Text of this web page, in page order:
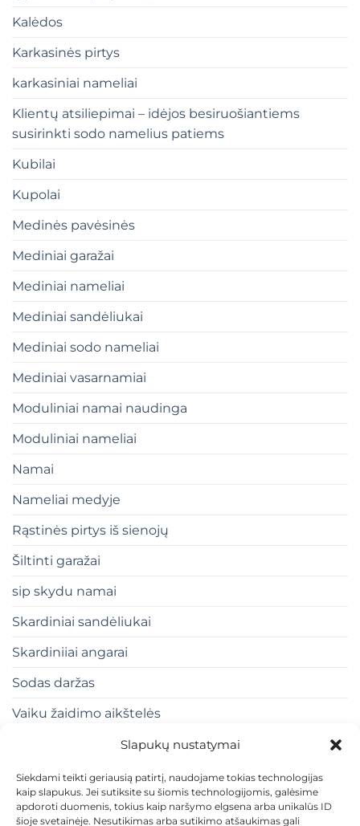
Slapukų nustatymai
Siekdami teikti geriausią patirtį, naudojame tokias technologijas
kaip slapukus. Jei sutiksite su šiomis technologijomis, galėsime
apdoroti duomenis, tokius kaip naršymo elgsena arba unikalūs ID
šioje svetainėje. Nesutikimas arba sutikimo atšaukimas gali
Kalėdos
Karkasinės pirtys
karkasiniai nameliai
Klientų atsiliepimai – idėjos besiruošiantiems
susirinkti sodo namelius patiems
Kubilai
Kupolai
Medinės pavėsinės
Mediniai garažai
Mediniai nameliai
Mediniai sandėliukai
Mediniai sodo nameliai
Mediniai vasarnamiai
Moduliniai namai naudinga
Moduliniai nameliai
Namai
Nameliai medyje
Rąstinės pirtys iš sienojų
Šiltinti garažai
sip skydu namai
Skardiniai sandėliukai
Skardiniiai angarai
Sodas daržas
Vaiku žaidimo aikštelės